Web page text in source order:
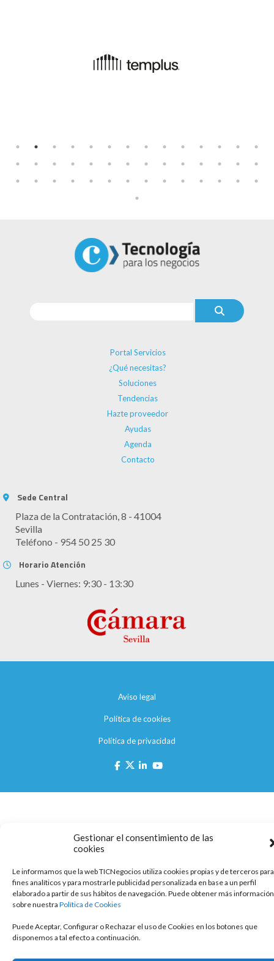
Gestionar el consentimiento de las
cookies
Le informamos que la web TICNegocios utiliza cookies propias y de terceros para
fines analíticos y para mostrarle publicidad personalizada en base a un perfil
elaborado a partir de sus hábitos de navegación. Puede obtener más información
sobre nuestra Política de Cookies
Puede Aceptar, Configurar o Rechazar el uso de Cookies en los botones que
disponemos a tal efecto a continuación.
Portal Servicios
¿Qué necesitas?
Soluciones
Tendencias
Hazte proveedor
Ayudas
Agenda
Contacto
Sede Central
Plaza de la Contratación, 8 - 41004
Sevilla
Teléfono - 954 50 25 30
Horario Atención
Lunes - Viernes: 9:30 - 13:30
Aviso legal
Política de cookies
Política de privacidad